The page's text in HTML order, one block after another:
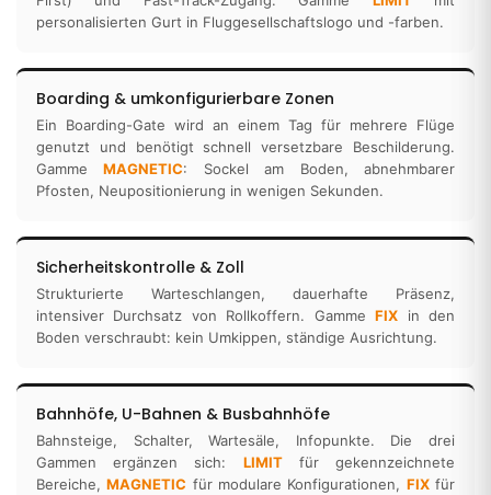
personalisierten Gurt in Fluggesellschaftslogo und -farben.
Boarding & umkonfigurierbare Zonen
Ein Boarding-Gate wird an einem Tag für mehrere Flüge
genutzt und benötigt schnell versetzbare Beschilderung.
GammeMAGNETIC: Sockel am Boden, abnehmbarer
Pfosten, Neupositionierung in wenigen Sekunden.
Sicherheitskontrolle & Zoll
Strukturierte Warteschlangen, dauerhafte Präsenz,
intensiver Durchsatz von Rollkoffern. GammeFIX in den
Boden verschraubt: kein Umkippen, ständige Ausrichtung.
Bahnhöfe, U-Bahnen & Busbahnhöfe
Bahnsteige, Schalter, Wartesäle, Infopunkte. Die drei
Gammen ergänzen sich: LIMITfür gekennzeichnete
Bereiche,MAGNETIC für modulare Konfigurationen, FIXfür